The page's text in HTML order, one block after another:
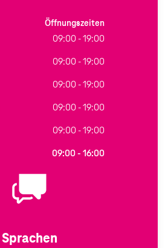
Öffnungszeiten
09:00 - 19:00
09:00 - 19:00
09:00 - 19:00
09:00 - 19:00
09:00 - 19:00
09:00 - 16:00
Sprachen